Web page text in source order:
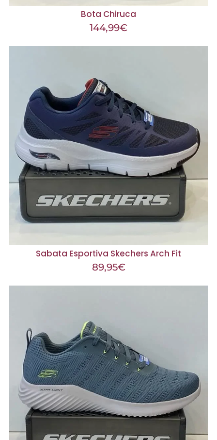
Bota Chiruca
144,99€
Sabata Esportiva Skechers Arch Fit
89,95€